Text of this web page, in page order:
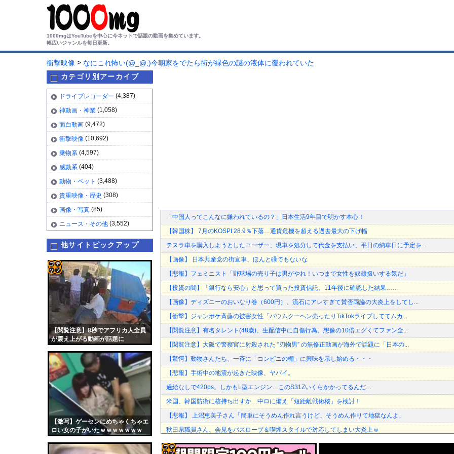
1000mgはYouTubeを中心に今ネットで話題の動画を集めています。
幅広いジャンルを毎日更新。
衝撃映像 > なにこれ怖い(@_@;)今朝家をでたら街が緑色の謎の液体に覆われていた
カテゴリ別アーカイブ
ドライブレコーダー (4,387)
神動画・神業 (1,058)
面白動画 (9,472)
衝撃映像 (10,692)
乗物系 (4,597)
感動系 (404)
動物・ペット (3,488)
貴重映像・歴史 (308)
画像・写真 (85)
ニュース・その他 (3,552)
他サイトピックアップ
【閲覧注意】8秒でアフリカ人全員
が震え上がる動画が話題に
【激写】ゲーセンにめちゃくちゃエ
ロい女の子がいたｗｗｗｗｗｗｗ
コテ
リン
- 固
定リ
ンク
自動
更新
ツー
「中国人ってこんなに嫌われているの？」日本生活9年目で明かす本心！
【韓国株】 7月のKOSPI 28.9％下落…通貨危機を超える過去最大の下げ幅
テスラ車を購入しようとしたユーザー、現車を処分して代金を支払い、平日の納車日に予定を...
【画像】 日本共産党の街宣車、ほんと碌でもないな
【悲報】フェミニスト「野球場の売り子は男がやれ！いつまで女性を奴隷扱いする気だ」
【投資の闇】「銀行なら安心」と思って買った投資信託、11年後に確認した結果……
【画像】ディズニーのおいなり巻（600円）、流石にアレすぎて賛否両論の大炎上をしてし...
【衝撃】ジャンポケ斉藤の被害女性「バウムクーヘン売ったりTikTokライブしててムカ...
【閲覧注意】有名タレント(48歳)、生配信中に自傷行為。想像の10倍エグくてファン全...
【閲覧注意】大阪で警察官に射殺された ”刃物男” の無修正動画が海外で話題に「日本の...
【驚愕】動物さんたち、一斉に「コンビニの棚」に興味を示し始める・・・
【悲報】手術中の地震が起きた映像、ヤバイ。
過給なしで420ps。しかもL型エンジン…このS31Zいくらかかってるんだ…
米国、韓国防衛に核持ち出すか…中ロに備え「短距離戦術核」を検討！
【悲報】 上沼恵美子さん「簡単にそうめん作れ言うけど、そうめん作りて地獄なんよ」
秋田県職員さん、会見をバスローブ＆喫煙スタイルで対応してしまい大炎上ｗ
「ピクサー最大の失敗だ」と日本を舞台にした某アメリカ産アニメが話題に、日本と韓国の両...